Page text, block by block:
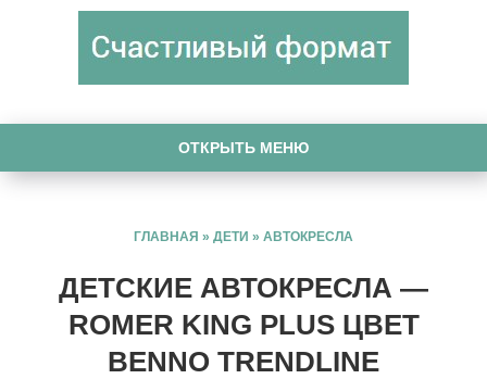
ОТКРЫТЬ МЕНЮ
ГЛАВНАЯ » ДЕТИ » АВТОКРЕСЛА
ДЕТСКИЕ АВТОКРЕСЛА —
ROMER KING PLUS ЦВЕТ
BENNO TRENDLINE